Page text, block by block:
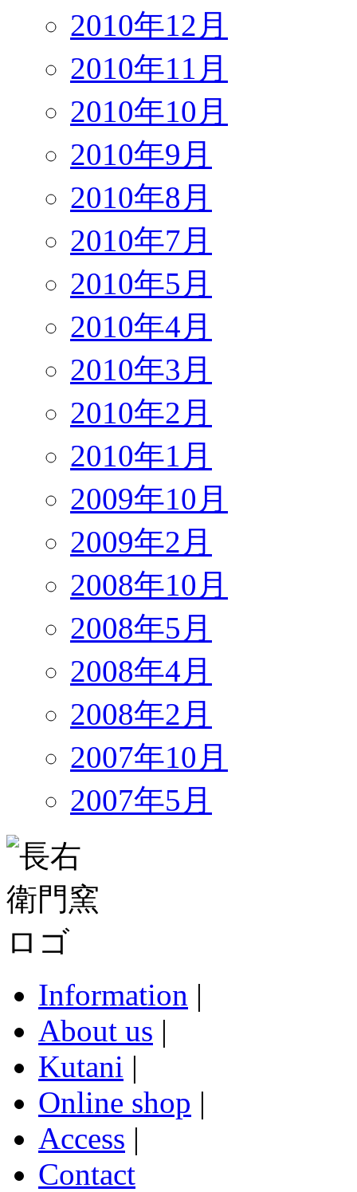
2010年12月
2010年11月
2010年10月
2010年9月
2010年8月
2010年7月
2010年5月
2010年4月
2010年3月
2010年2月
2010年1月
2009年10月
2009年2月
2008年10月
2008年5月
2008年4月
2008年2月
2007年10月
2007年5月
Information |
About us |
Kutani |
Online shop |
Access |
Contact